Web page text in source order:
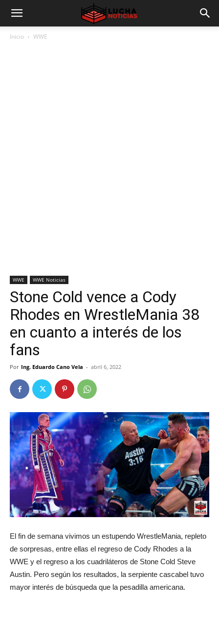
Inicio WWE
WWE WWE Noticias
Stone Cold vence a Cody
Rhodes en WrestleMania 38
en cuanto a interés de los
fans
Por Ing. Eduardo Cano Vela - abril 6, 2022
El fin de semana vivimos un estupendo WrestleMania, repleto
de sorpresas, entre ellas el regreso de Cody Rhodes a la
WWE y el regreso a los cuadriláteros de Stone Cold Steve
Austin. Pero según los resultados, la serpiente cascabel tuvo
mayor interés de búsqueda que la pesadilla americana.